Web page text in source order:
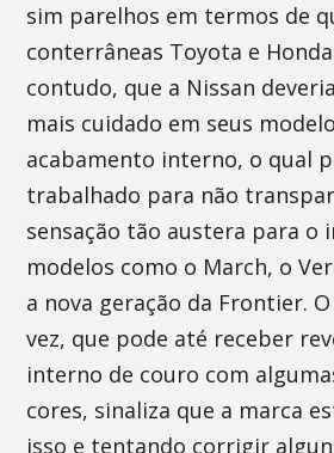
sim parelhos em termos de
conterrâneas Toyota e
contudo, que a Nissan
mais cuidado em seus
acabamento interno, o qual
trabalhado para não
sensação tão austera para o
modelos como o March, o
a nova geração da Frontier.
vez, que pode até receber
interno de couro com
cores, sinaliza que a marca
isso e tentando corrigir